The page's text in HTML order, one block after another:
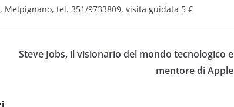
Melpignano, tel. 351/9733809, visita guidata 5 €
Steve Jobs, il visionario del mondo tecnologico e
mentore di Apple